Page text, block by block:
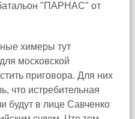
"ПАРНАС" от
химеры тут
московской
приговора. Для них
что истребительная
будут в лице Савченко